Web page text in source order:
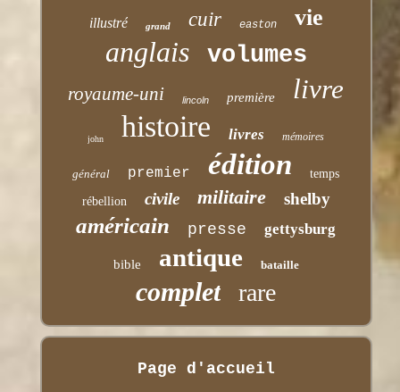
illustré grand cuir easton vie
anglais volumes
royaume-uni lincoln première livre
john histoire livres mémoires
général premier édition temps
rébellion civile militaire shelby
américain presse gettysburg
bible antique bataille
complet rare
Page d'accueil